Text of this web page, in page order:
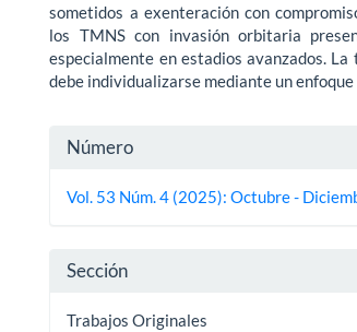
sometidos a exenteración con
los TMNS con invasión orbitaria
especialmente en estadios avanzados.
debe individualizarse mediante un
Detalles
del
Número
Vol. 53 Núm. 4 (2025): Octubre -
Sección
Trabajos Originales